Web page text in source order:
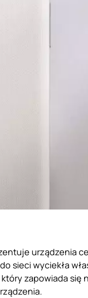
urządzenia
sieci wyciekła
zapowiada się